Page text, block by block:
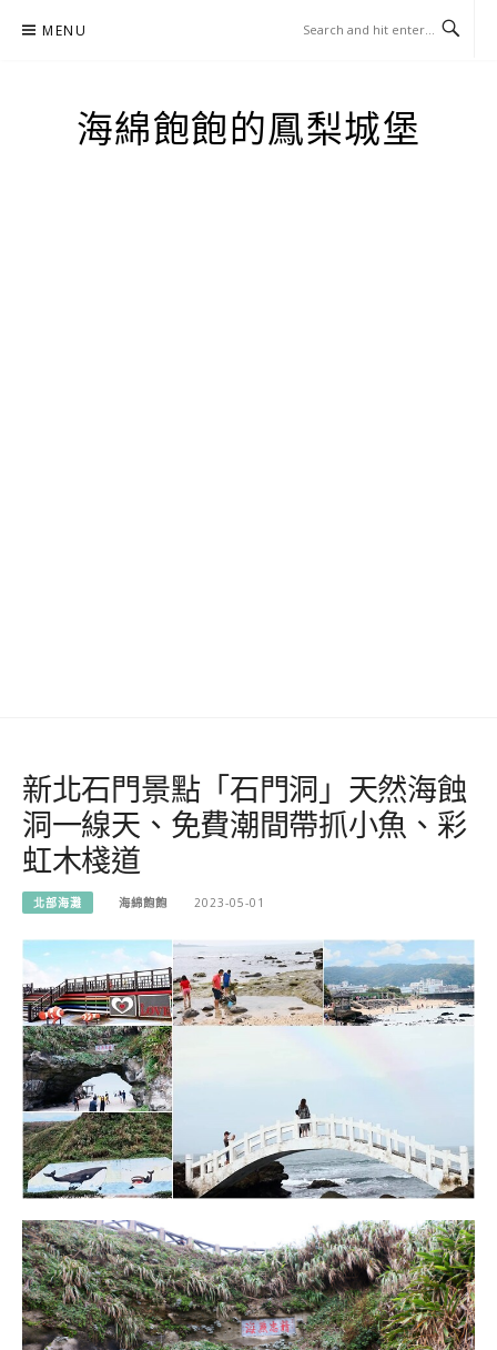
MENU
海綿飽飽的鳳梨城堡
新北石門景點「石門洞」天然海蝕
洞一線天、免費潮間帶抓小魚、彩
虹木棧道
北部海灘 海綿飽飽 2023-05-01